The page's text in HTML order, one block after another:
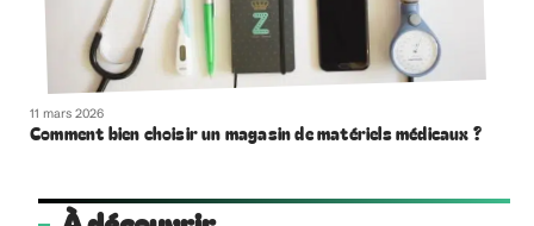
11 mars 2026
Comment bien choisir un magasin de matériels médicaux ?